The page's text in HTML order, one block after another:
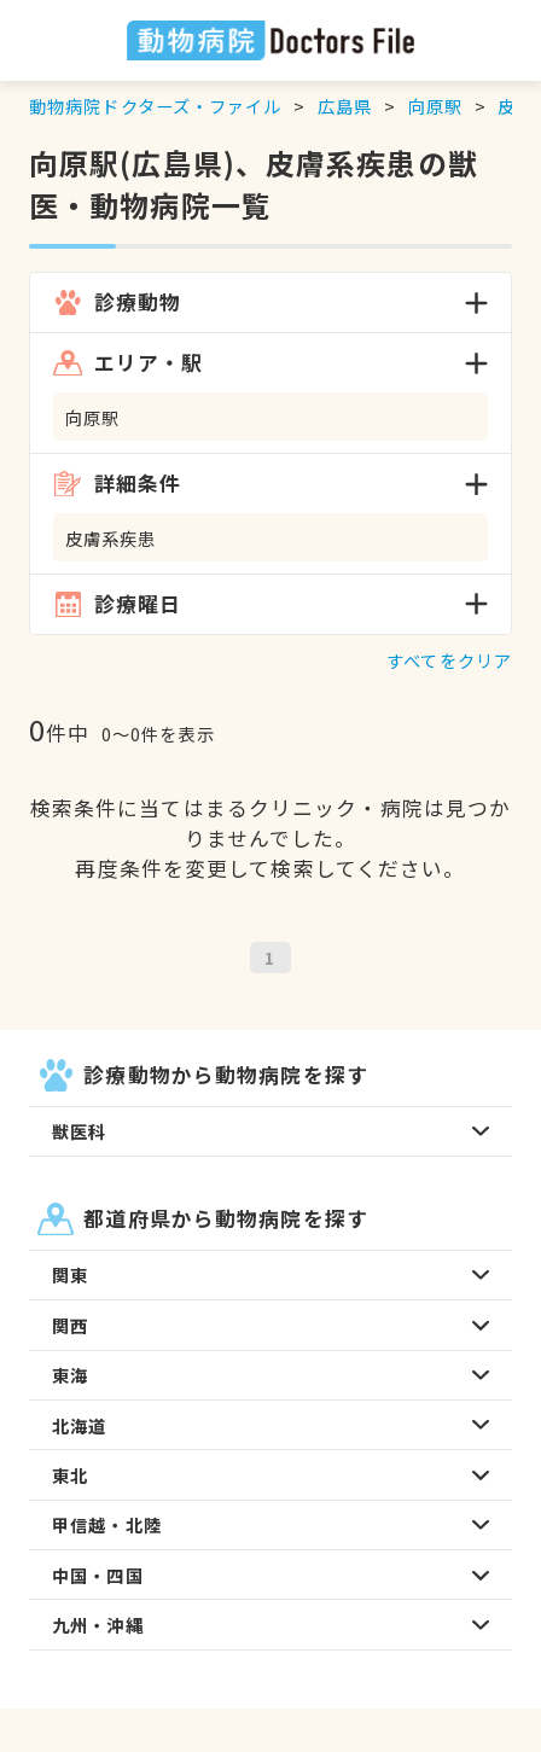
動物病院ドクターズ・ファイル 広島県 向原駅 皮膚
向原駅(広島県)、皮膚系疾患の獣
医・動物病院一覧
診療動物
エリア・駅
向原駅
詳細条件
皮膚系疾患
診療曜日
すべてをクリア
0件中 0〜0件を表示
検索条件に当てはまるクリニック・病院は見つか
りませんでした。
再度条件を変更して検索してください。
1
診療動物から動物病院を探す
獣医科
都道府県から動物病院を探す
関東
関西
東海
北海道
東北
甲信越・北陸
中国・四国
九州・沖縄